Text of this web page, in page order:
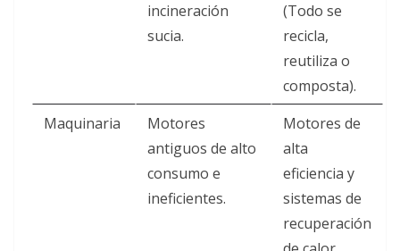
incineración
sucia.
(Todo se
recicla,
reutiliza o
composta).
Maquinaria
Motores
antiguos de alto
consumo e
ineficientes.
Motores de
alta
eficiencia y
sistemas de
recuperación